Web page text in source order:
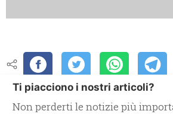
Ti piacciono i nostri articoli?
Non perderti le notizie più